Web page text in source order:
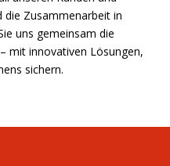
die Zusammenarbeit in
uns gemeinsam die
mit innovativen Lösungen,
sichern.